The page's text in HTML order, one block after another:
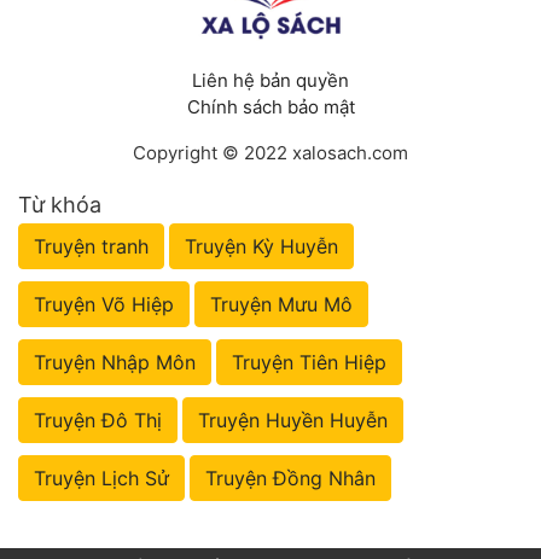
Liên hệ bản quyền
Chính sách bảo mật
Copyright © 2022 xalosach.com
Từ khóa
Truyện tranh Truyện Kỳ Huyễn
Truyện Võ Hiệp Truyện Mưu Mô
Truyện Nhập Môn Truyện Tiên Hiệp
Truyện Đô Thị Truyện Huyền Huyễn
Truyện Lịch Sử Truyện Đồng Nhân